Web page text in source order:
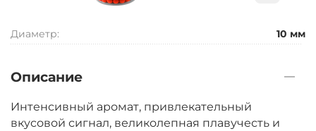
Диаметр: 10 мм
Описание
Интенсивный аромат, привлекательный
вкусовой сигнал, великолепная плавучесть и